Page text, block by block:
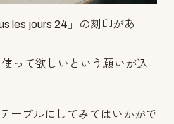
les jours 24」の刻印があ
って欲しいという願いが込
ーブルにしてみてはいかがで